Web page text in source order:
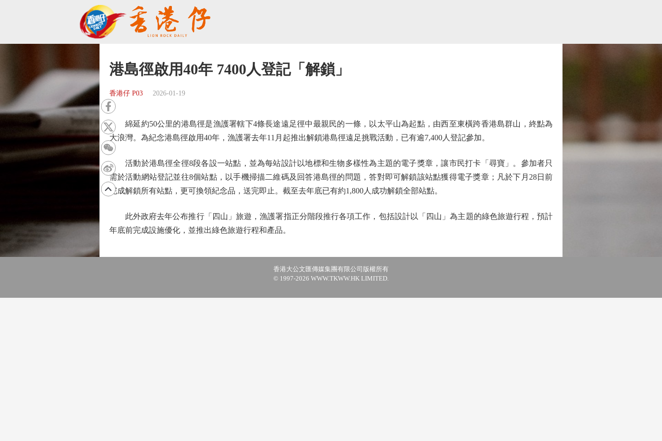
港島徑啟用40年 7400人登記「解鎖」
香港仔 P03 2026-01-19
綿延約50公里的港島徑是漁護署轄下4條長途遠足徑中最親民的一條，以太平山為起點，由西至東橫跨香港島群山，終點為
大浪灣。為紀念港島徑啟用40年，漁護署去年11月起推出解鎖港島徑遠足挑戰活動，已有逾7,400人登記參加。
活動於港島徑全徑8段各設一站點，並為每站設計以地標和生物多樣性為主題的電子獎章，讓市民打卡「尋寶」。參加者只
需於活動網站登記並往8個站點，以手機掃描二維碼及回答港島徑的問題，答對即可解鎖該站點獲得電子獎章；凡於下月28日前
完成解鎖所有站點，更可換領紀念品，送完即止。截至去年底已有約1,800人成功解鎖全部站點。
此外政府去年公布推行「四山」旅遊，漁護署指正分階段推行各項工作，包括設計以「四山」為主題的綠色旅遊行程，預計
年底前完成設施優化，並推出綠色旅遊行程和產品。
香港大公文匯傳媒集團有限公司版權所有
© 1997-2026 WWW.TKWW.HK LIMITED.